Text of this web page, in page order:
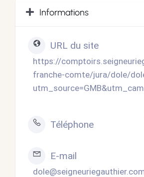
Informations
URL du site
https://
franche-comte/jura/dole/
Téléphone
E-mail